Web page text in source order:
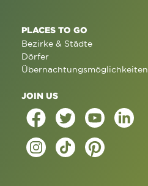
PLACES TO GO
Bezirke & Städte
Dörfer
Übernachtungsmöglichkeiten
JOIN US